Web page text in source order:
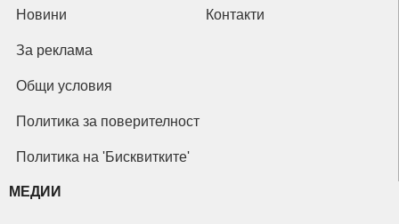
Новини Контакти
За реклама
Общи условия
Политика за поверителност
Политика на 'Бисквитките'
МЕДИИ